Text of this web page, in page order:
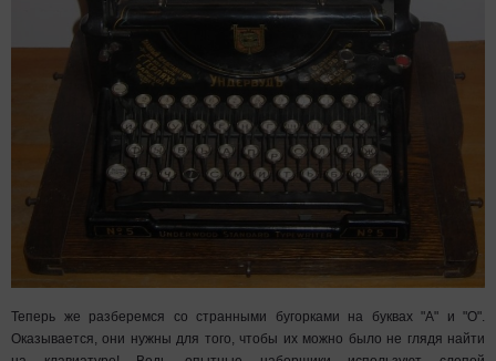
Теперь же разберемся со странными бугорками на буквах "А" и "О".
Оказывается, они нужны для того, чтобы их можно было не глядя найти